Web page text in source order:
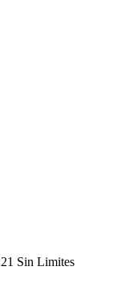
Sin Limites